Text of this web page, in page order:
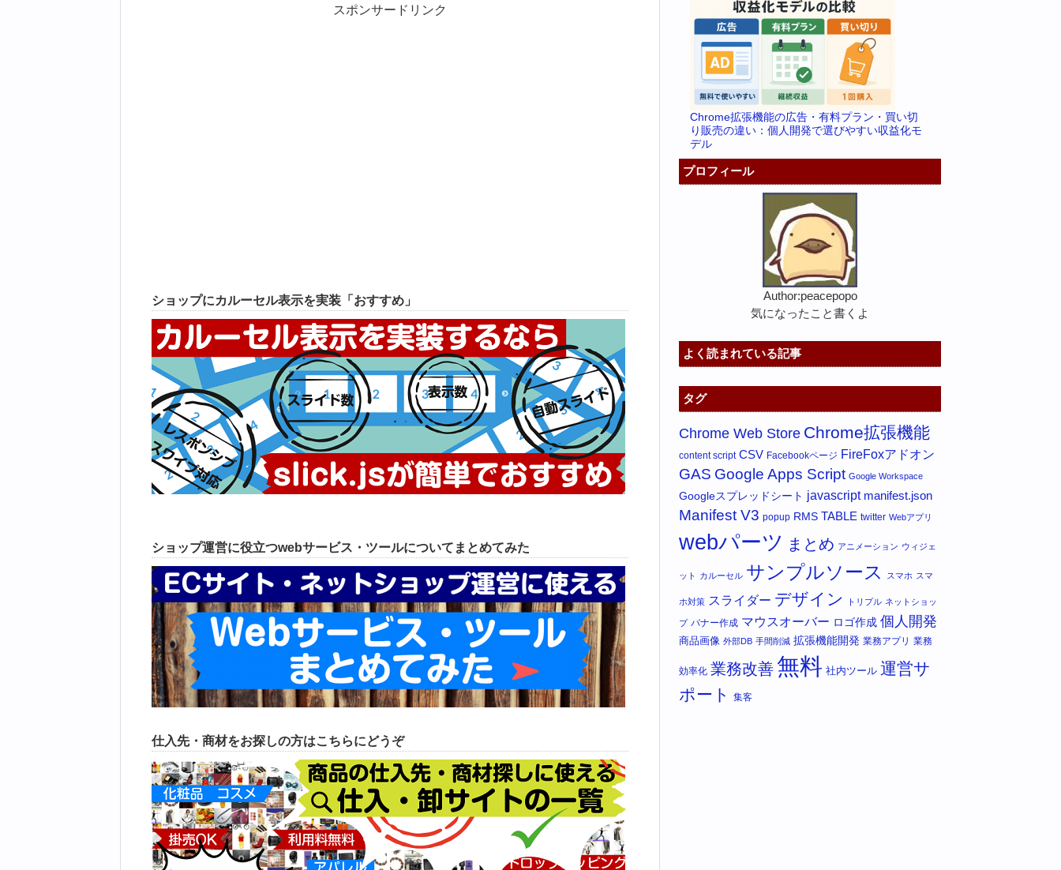
スポンサードリンク
ショップにカルーセル表示を実装「おすすめ」
ショップ運営に役立つwebサービス・ツールについてまとめてみた
仕入先・商材をお探しの方はこちらにどうぞ
Chrome拡張機能の広告・有料プラン・買い切
り販売の違い：個人開発で選びやすい収益化モ
デル
プロフィール
Author:peacepopo
気になったこと書くよ
よく読まれている記事
タグ
Chrome Web Store Chrome拡張機能
content script CSV Facebookページ FireFoxアドオン
GAS Google Apps Script Google Workspace
Googleスプレッドシート javascript manifest.json
Manifest V3 popup RMS TABLE twitter Webアプリ
webパーツ まとめ アニメーション ウィジェ
ット カルーセル サンプルソース スマホ スマ
ホ対策 スライダー デザイン トリプル ネットショッ
プ バナー作成 マウスオーバー ロゴ作成 個人開発
商品画像 外部DB 手間削減 拡張機能開発 業務アプリ 業務
効率化 業務改善無料 社内ツール 運営サ
ポート
集客